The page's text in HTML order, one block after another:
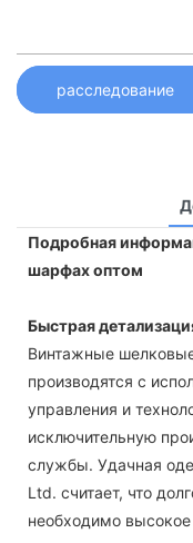
расследование
Подробная
шарфах оптом
Быстрая
Винтажные
производятся с
управления и
исключительную
службы. Удачная
Ltd. считает, что
необходимо высокое